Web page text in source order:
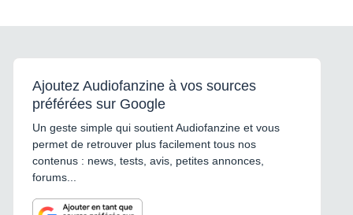
Ajoutez Audiofanzine à vos sources
préférées sur Google
Un geste simple qui soutient Audiofanzine et vous
permet de retrouver plus facilement tous nos
contenus : news, tests, avis, petites annonces,
forums...